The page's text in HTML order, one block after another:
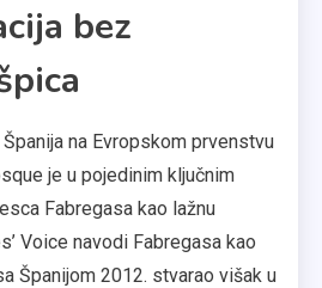
bez
na Evropskom prvenstvu
je u pojedinim ključnim
Fabregasa kao lažnu
Voice navodi Fabregasa kao
Španijom 2012. stvarao višak u